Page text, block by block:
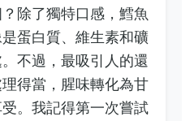
除了獨特口感，鱈魚
蛋白質、維生素和礦
不過，最吸引人的還
得當，腥味轉化為甘
。我記得第一次嘗試